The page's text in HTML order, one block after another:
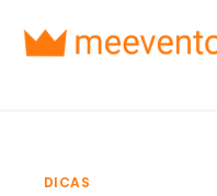
Soluções
DICAS